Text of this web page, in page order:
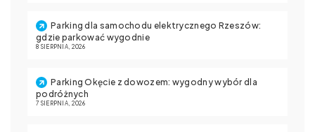
Parking dla samochodu elektrycznego Rzeszów:
gdzie parkować wygodnie
8 SIERPNIA, 2026
Parking Okęcie z dowozem: wygodny wybór dla
podróżnych
7 SIERPNIA, 2026